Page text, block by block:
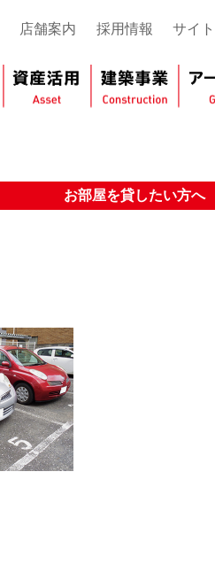
店舗案内 採用情報 サイ
お部屋を貸したい方へ